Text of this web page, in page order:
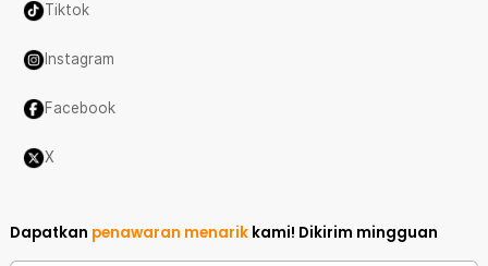
Tiktok
Instagram
Facebook
X
Dapatkan penawaran menarik kami! Dikirim mingguan